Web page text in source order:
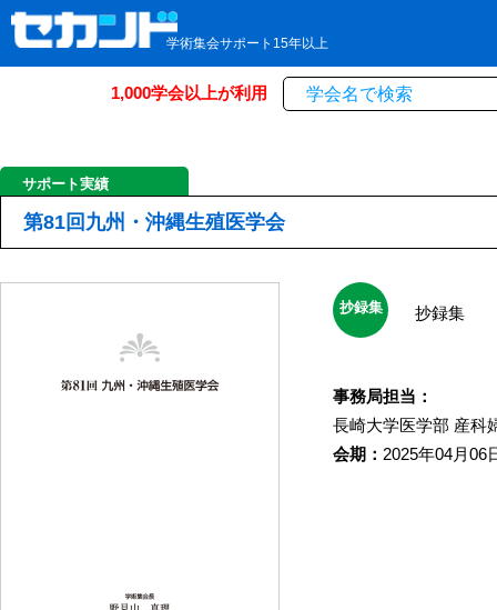
学術集会サポート15年以上
1,000学会以上が利用
サポート実績
第81回九州・沖縄生殖医学会
抄録集 抄録集
事務局担当：
長崎大学医学部 産科
会期： 2025年04月06